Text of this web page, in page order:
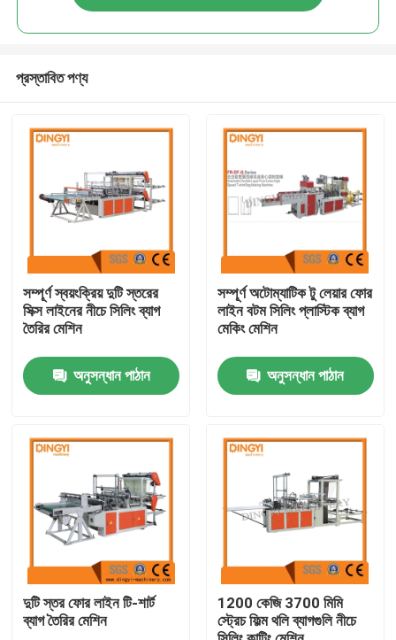
আমাদের সম্পর্কে
কারখানা ভ্রমণ
প্রস্তাবিত পণ্য
সম্পূর্ণ স্বয়ংক্রিয় দুটি স্তরের
সিক্স লাইনের নীচে সিলিং ব্যাগ
তৈরির মেশিন
অনুসন্ধান পাঠান
সম্পূর্ণ অটোম্যাটিক টু লেয়ার ফোর
লাইন বটম সিলিং প্লাস্টিক ব্যাগ
মেকিং মেশিন
অনুসন্ধান পাঠান
দুটি স্তর ফোর লাইন টি-শার্ট
ব্যাগ তৈরির মেশিন
1200 কেজি 3700 মিমি
স্ট্রেচ ফিল্ম থলি ব্যাগগুলি নীচে